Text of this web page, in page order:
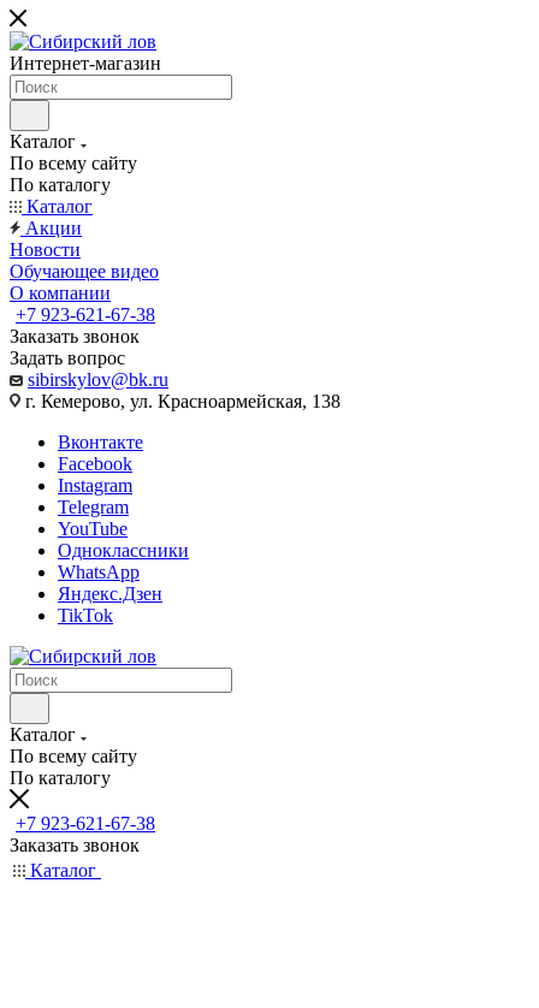
Интернет-магазин
Каталог
По всему сайту
По каталогу
Каталог
Акции
Новости
Обучающее видео
О компании
+7 923-621-67-38
Заказать звонок
Задать вопрос
sibirskylov@bk.ru
г. Кемерово, ул. Красноармейская, 138
Вконтакте
Facebook
Instagram
Telegram
YouTube
Одноклассники
WhatsApp
Яндекс.Дзен
TikTok
Каталог
По всему сайту
По каталогу
+7 923-621-67-38
Заказать звонок
Каталог